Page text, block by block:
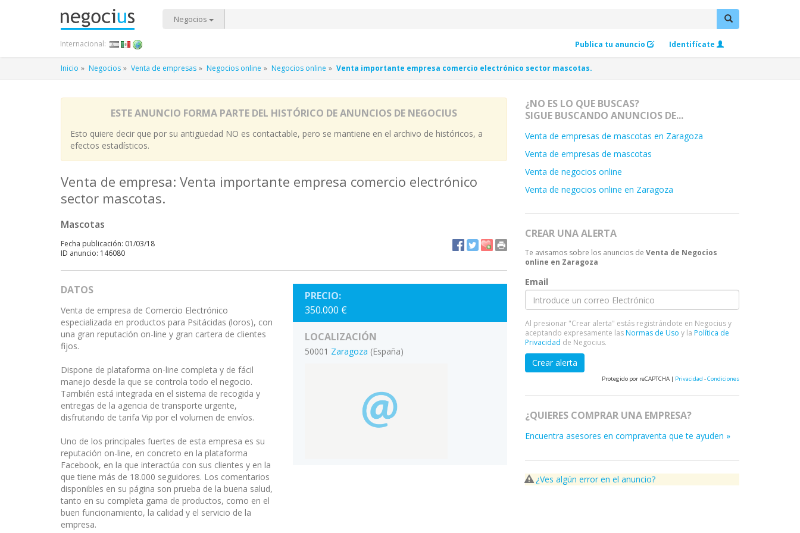
Negocios
Publica tu anuncio Identifícate
Internacional:
Inicio Negocios Venta de empresas Negocios online Negocios online Venta importante empresa comercio electrónico sector mascotas.
ESTE ANUNCIO FORMA PARTE DEL HISTÓRICO DE ANUNCIOS DE NEGOCIUS
Esto quiere decir que por su antigüedad NO es contactable, pero se mantiene en el archivo de históricos, a
efectos estadísticos.
Venta de empresa: Venta importante empresa comercio electrónico
sector mascotas.
Mascotas
Fecha publicación: 01/03/18
ID anuncio: 146080
DATOS
Venta de empresa de Comercio Electrónico
especializada en productos para Psitácidas (loros), con
una gran reputación on-line y gran cartera de clientes
fijos.
Dispone de plataforma on-line completa y de fácil
manejo desde la que se controla todo el negocio.
También está integrada en el sistema de recogida y
entregas de la agencia de transporte urgente,
disfrutando de tarifa Vip por el volumen de envíos.
Uno de los principales fuertes de esta empresa es su
reputación on-line, en concreto en la plataforma
Facebook, en la que interactúa con sus clientes y en la
que tiene más de 18.000 seguidores. Los comentarios
disponibles en su página son prueba de la buena salud,
tanto en su completa gama de productos, como en el
buen funcionamiento, la calidad y el servicio de la
empresa.
PRECIO:
350.000 €
LOCALIZACIÓN
50001 Zaragoza (España)
¿NO ES LO QUE BUSCAS?
SIGUE BUSCANDO ANUNCIOS DE...
Venta de empresas de mascotas en Zaragoza
Venta de empresas de mascotas
Venta de negocios online
Venta de negocios online en Zaragoza
CREAR UNA ALERTA
Te avisamos sobre los anuncios de Venta de Negocios
online en Zaragoza
Email
Al presionar "Crear alerta" estás registrándote en Negocius y
aceptando expresamente lasNormas de Uso y la Política de
Privacidad de Negocius.
Crear alerta
Protegido por reCAPTCHA | Privacidad -Condiciones
¿QUIERES COMPRAR UNA EMPRESA?
Encuentra asesores en compraventa que te ayuden »
¿Ves algún error en el anuncio?